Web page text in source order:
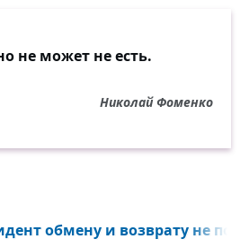
не может не есть.
Николай Фоменко
обмену и возврату не